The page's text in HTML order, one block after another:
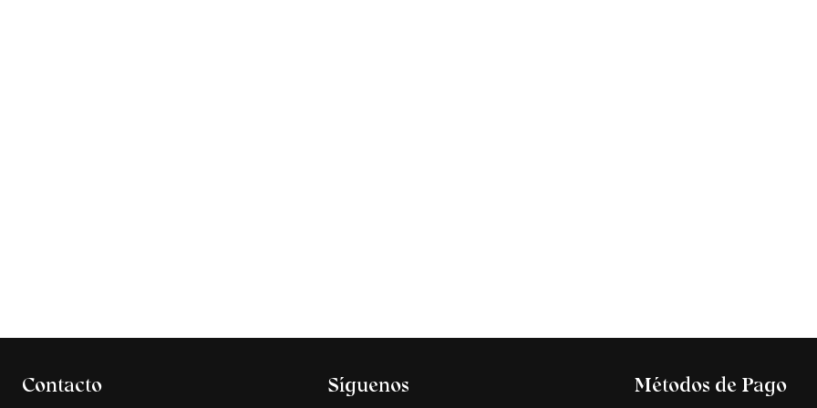
Contacto Síguenos Métodos de Pago